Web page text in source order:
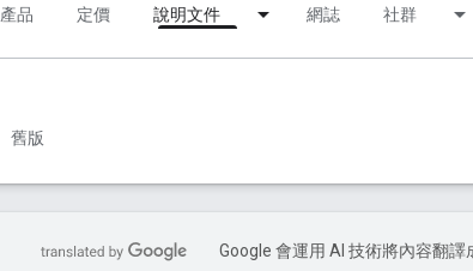
產品 定價 說明文件 網誌 社群
舊版
Google 會運用 AI 技術將內容翻譯